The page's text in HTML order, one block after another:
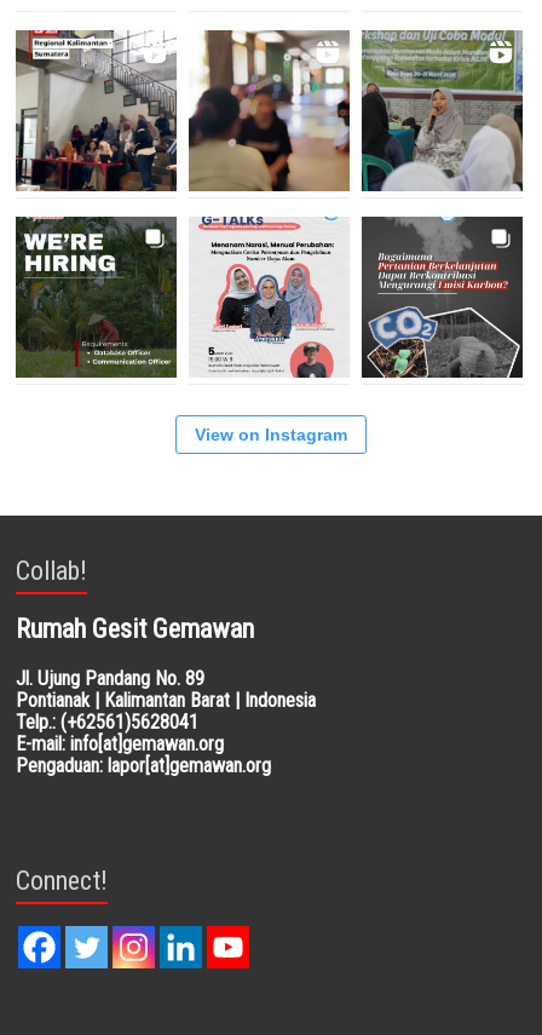
View on Instagram
Collab!
Rumah Gesit Gemawan
Jl. Ujung Pandang No. 89
Pontianak | Kalimantan Barat | Indonesia
Telp.: (+62561)5628041
E-mail: info[at]gemawan.org
Pengaduan: lapor[at]gemawan.org
Connect!